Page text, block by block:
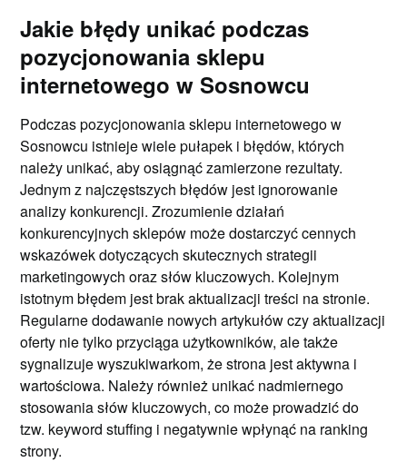
Jakie błędy unikać podczas
pozycjonowania sklepu
internetowego w Sosnowcu
Podczas pozycjonowania sklepu internetowego w
Sosnowcu istnieje wiele pułapek i błędów, których
należy unikać, aby osiągnąć zamierzone rezultaty.
Jednym z najczęstszych błędów jest ignorowanie
analizy konkurencji. Zrozumienie działań
konkurencyjnych sklepów może dostarczyć cennych
wskazówek dotyczących skutecznych strategii
marketingowych oraz słów kluczowych. Kolejnym
istotnym błędem jest brak aktualizacji treści na stronie.
Regularne dodawanie nowych artykułów czy aktualizacji
oferty nie tylko przyciąga użytkowników, ale także
sygnalizuje wyszukiwarkom, że strona jest aktywna i
wartościowa. Należy również unikać nadmiernego
stosowania słów kluczowych, co może prowadzić do
tzw. keyword stuffing i negatywnie wpłynąć na ranking
strony.